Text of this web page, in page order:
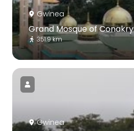
Gwinea
Grand Mosque of Conakry
351.9 km
Gwinea